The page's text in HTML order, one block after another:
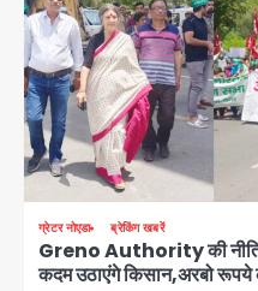
ग्रेटर नोएडा ब्रेकिंग खबरें
Greno Authority की
कदम उठाएंगे किसान,अरबो रूपये
3
28 साल
फरार
Team
के हत्थे
Team